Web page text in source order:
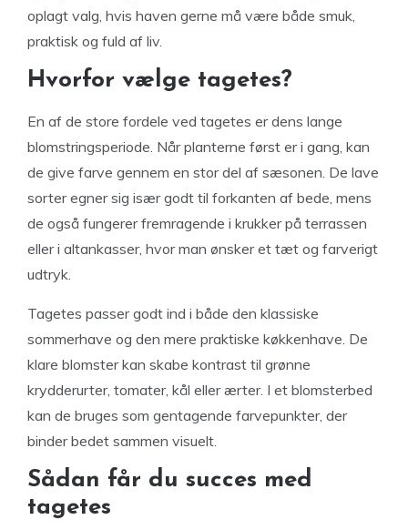
oplagt valg, hvis haven gerne må være både smuk,
praktisk og fuld af liv.
Hvorfor vælge tagetes?
En af de store fordele ved tagetes er dens lange
blomstringsperiode. Når planterne først er i gang, kan
de give farve gennem en stor del af sæsonen. De lave
sorter egner sig især godt til forkanten af bede, mens
de også fungerer fremragende i krukker på terrassen
eller i altankasser, hvor man ønsker et tæt og farverigt
udtryk.
Tagetes passer godt ind i både den klassiske
sommerhave og den mere praktiske køkkenhave. De
klare blomster kan skabe kontrast til grønne
krydderurter, tomater, kål eller ærter. I et blomsterbed
kan de bruges som gentagende farvepunkter, der
binder bedet sammen visuelt.
Sådan får du succes med
tagetes